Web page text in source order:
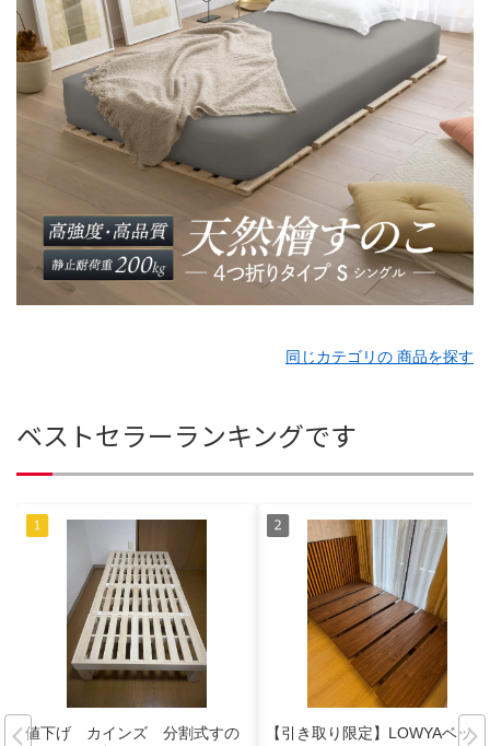
同じカテゴリの 商品を探す
ベストセラーランキングです
値下げ カインズ 分割式すの
【引き取り限定】LOWYAベッド